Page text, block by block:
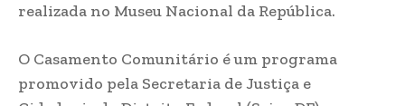
realizada no Museu Nacional da República.
O Casamento Comunitário é um programa
promovido pela Secretaria de Justiça e